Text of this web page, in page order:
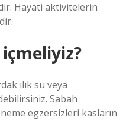
Hayati aktivitelerin
ılık su veya
Sabah
egzersizleri kasların